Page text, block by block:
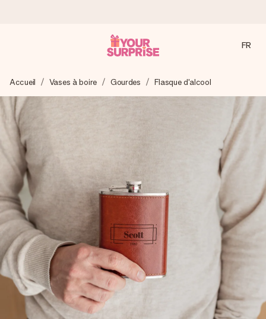
Nous préparons votre cadeau avec attention et l’envoyons
en un éclair – pour que vous puissiez l’offrir au bon moment,
quand cela compte le plus.
4,8 (sur la base de +15 000 avis)
Nos cadeaux sont appréciés. Les clients nous attribuent
une note de 4,8 sur Google Reviews (total de tous les
pays où nous sommes présents).
Carte de vœux gratuite
Créez quelque chose d’unique en quelques étapes – avec
son prénom, votre photo ou un message qui touche le cœur.
Sans complications, juste tout l’amour pour le moment idéal.
FR
Accueil Vases à boire Gourdes Flasque d'alcool